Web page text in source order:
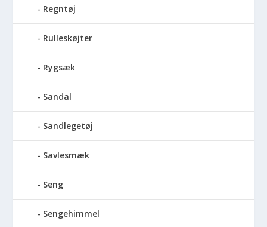
Regntøj
Rulleskøjter
Rygsæk
Sandal
Sandlegetøj
Savlesmæk
Seng
Sengehimmel